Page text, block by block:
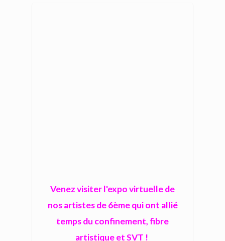
Venez visiter l'expo virtuelle de
nos artistes de 6ème qui ont allié
temps du confinement, fibre
artistique et SVT !